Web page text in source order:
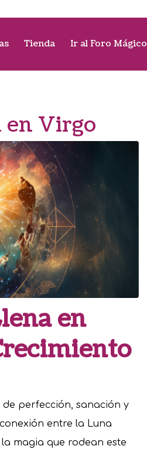
Tienda Ir al Foro Mágico
en Virgo
en
de perfección, sanación y
entre la Luna
magia que rodean este